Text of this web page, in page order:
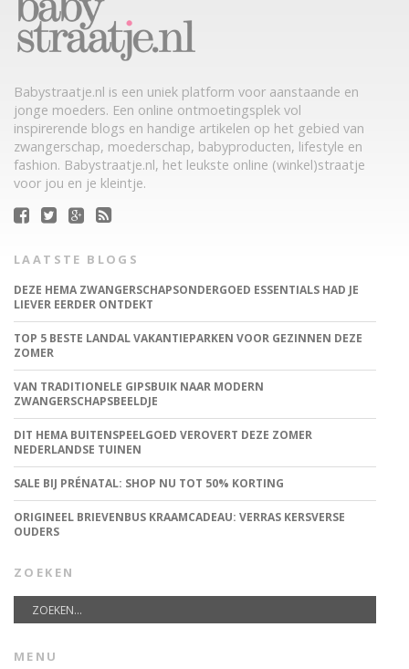
Babystraatje.nl is een uniek platform voor aanstaande en
jonge moeders. Een online ontmoetingsplek vol
inspirerende blogs en handige artikelen op het gebied van
zwangerschap, moederschap, babyproducten, lifestyle en
fashion. Babystraatje.nl, het leukste online (winkel)straatje
voor jou en je kleintje.
LAATSTE BLOGS
DEZE HEMA ZWANGERSCHAPSONDERGOED ESSENTIALS HAD JE
LIEVER EERDER ONTDEKT
TOP 5 BESTE LANDAL VAKANTIEPARKEN VOOR GEZINNEN DEZE
ZOMER
VAN TRADITIONELE GIPSBUIK NAAR MODERN
ZWANGERSCHAPSBEELDJE
DIT HEMA BUITENSPEELGOED VEROVERT DEZE ZOMER
NEDERLANDSE TUINEN
SALE BIJ PRÉNATAL: SHOP NU TOT 50% KORTING
ORIGINEEL BRIEVENBUS KRAAMCADEAU: VERRAS KERSVERSE
OUDERS
ZOEKEN
MENU